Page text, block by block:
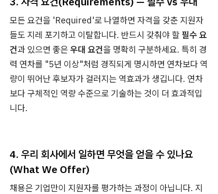
모든 요건을 'Required'로 나열하면 자격을 갖춘 지원자
들도 지레 포기하고 이탈합니다. 반드시 갖춰야 할 필수 요
건과 있으면 좋은 우대 요건을 명확히 구분하세요. 특히 경
력 연차를 "5년 이상"처럼 경직되게 명시하면 연차보다 역
량이 뛰어난 후보자가 걸러지는 역효과가 생깁니다. 연차
보다 구체적인 역량 수준으로 기술하는 것이 더 효과적입
니다.
4. 우리 회사에서 일하면 무엇을 얻을 수 있나요
(What We Offer)
채용은 기업만이 지원자를 평가하는 과정이 아닙니다. 지